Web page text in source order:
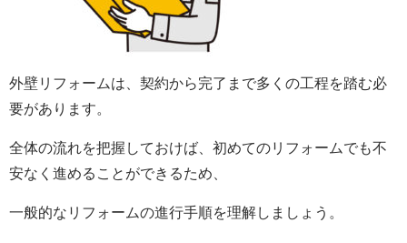
外壁リフォームは、契約から完了まで多くの工程を踏む必
要があります。
全体の流れを把握しておけば、初めてのリフォームでも不
安なく進めることができるため、
一般的なリフォームの進行手順を理解しましょう。